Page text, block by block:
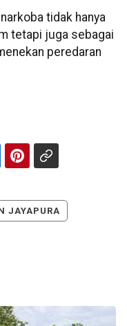
tidak hanya
tetapi juga sebagai
peredaran
JAYAPURA